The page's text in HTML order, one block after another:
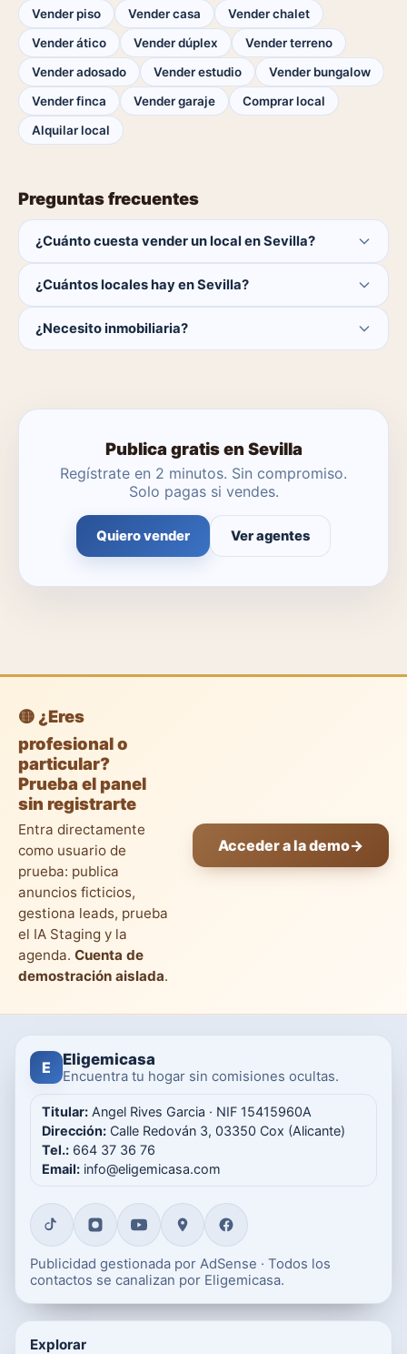
Vender piso Vender casa
Vender chalet
Vender ático
Vender dúplex
Vender terreno
Vender adosado
Vender estudio
Vender bungalow
Vender finca
Vender garaje
Comprar local
Alquilar local
Preguntas frecuentes
¿Cuánto cuesta vender un local en Sevilla?
cierra la venta.
¿Cuántos locales hay en Sevilla?
catálogo se actualiza a diario.
¿Necesito inmobiliaria?
Publica gratis en Sevilla
Regístrate en 2 minutos. Sin compromiso.
Solo pagas si vendes.
Quiero vender Ver agentes
🟡 ¿Eres
profesional o
particular?
Prueba el panel
sin registrarte
Entra directamente
como usuario de
prueba: publica
anuncios ficticios,
gestiona leads, prueba
el IA Staging y la
agenda. Cuenta de
demostración aislada.
Acceder a la demo→
E Eligemicasa
Encuentra tu hogar sin comisiones ocultas.
Titular: Angel Rives Garcia · NIF 15415960A
Dirección: Calle Redován 3, 03350 Cox (Alicante)
Tel.: 664 37 36 76
Email: info@eligemicasa.com
Publicidad gestionada por AdSense · Todos los
contactos se canalizan por Eligemicasa.
Explorar